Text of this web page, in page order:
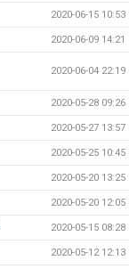
2020-06-15 10:53
2020-06-09 14:21
2020-06-04 22:19
2020-05-28 09:26
2020-05-27 13:57
2020-05-25 10:45
2020-05-20 13:25
2020-05-20 12:05
2020-05-15 08:28
2020-05-12 12:13